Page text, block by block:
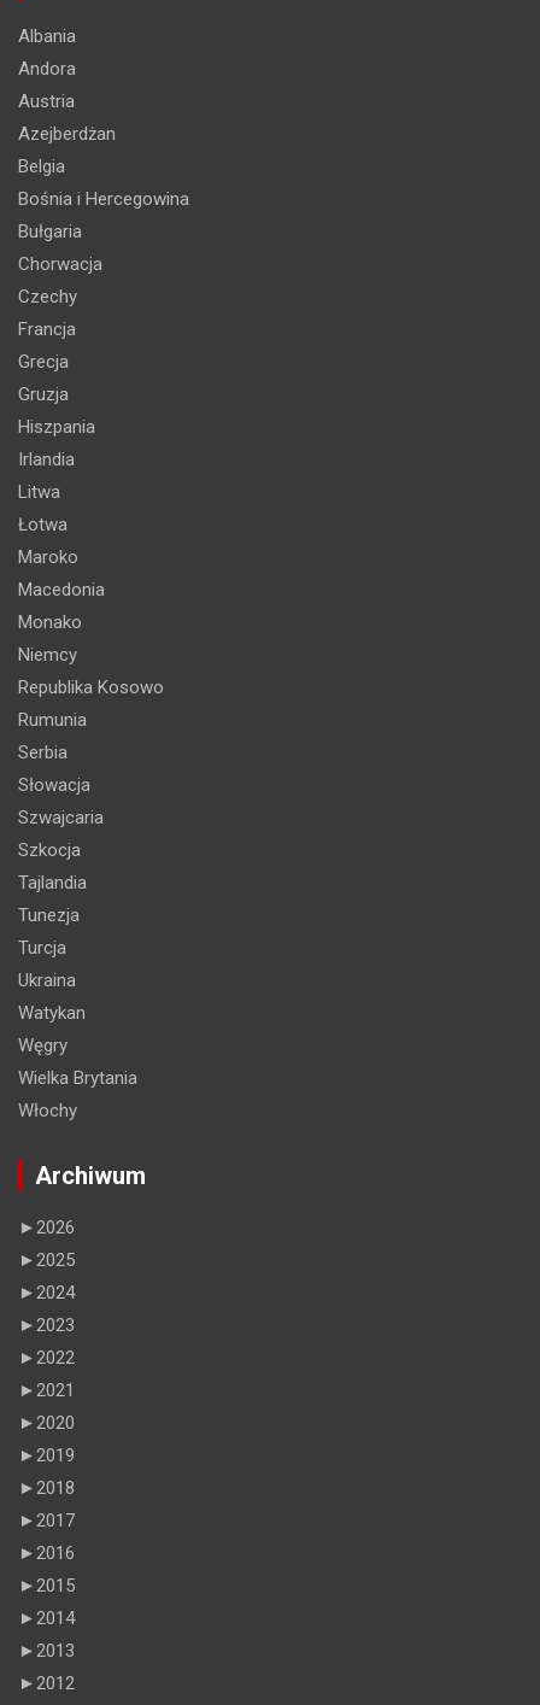
Albania
Andora
Austria
Azejberdżan
Belgia
Bośnia i Hercegowina
Bułgaria
Chorwacja
Czechy
Francja
Grecja
Gruzja
Hiszpania
Irlandia
Litwa
Łotwa
Maroko
Macedonia
Monako
Niemcy
Republika Kosowo
Rumunia
Serbia
Słowacja
Szwajcaria
Szkocja
Tajlandia
Tunezja
Turcja
Ukraina
Watykan
Węgry
Wielka Brytania
Włochy
Archiwum
►2026
►2025
►2024
►2023
►2022
►2021
►2020
►2019
►2018
►2017
►2016
►2015
►2014
►2013
►2012